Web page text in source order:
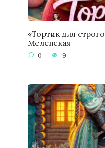
«Тортик для
Меленская
0 9